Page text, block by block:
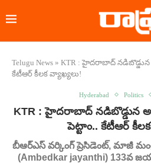
Telugu News » KTR : హైదరాబాద్ నడిబొడ్డున
కేటీఆర్ కీలక వ్యాఖ్యలు!
Hyderabad Politics
KTR : హైదరాబాద్ నడిబొడ్డున
పెట్టాం.. కేటీఆర్
బీఆర్ఎస్ వర్కింగ్ ప్రెసిడెంట్, మాజీ
(Ambedkar jayanthi) 133వ